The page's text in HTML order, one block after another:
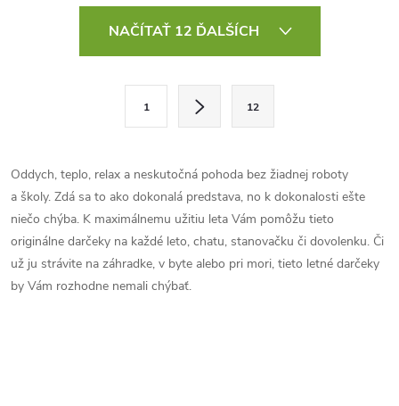
d
a
c
i
NAČÍTAŤ 12 ĎALŠÍCH
á
n
k
o
v
a
1 12
Oddych, teplo, relax a neskutočná pohoda bez žiadnej roboty
a školy. Zdá sa to ako dokonalá predstava, no k dokonalosti ešte
niečo chýba. K maximálnemu užitiu leta Vám pomôžu tieto
originálne darčeky na každé leto, chatu, stanovačku či dovolenku. Či
už ju strávite na záhradke, v byte alebo pri mori, tieto letné darčeky
by Vám rozhodne nemali chýbať.